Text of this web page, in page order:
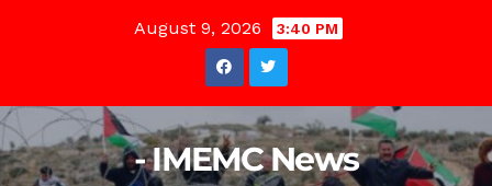
August 9, 2026 3:40 PM
- IMEMC News